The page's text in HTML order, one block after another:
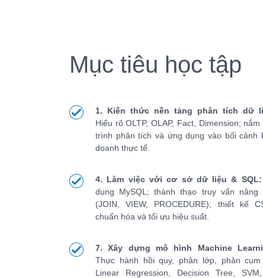
Mục tiêu học tập
1. Kiến thức nền tảng phân tích dữ
Hiểu rõ OLTP, OLAP, Fact, Dimension; nắm
trình phân tích và ứng dụng vào bối cảnh
doanh thực tế.
4. Làm việc với cơ sở dữ liệu & SQL:
dụng MySQL; thành thạo truy vấn nâng
(JOIN, VIEW, PROCEDURE); thiết kế
chuẩn hóa và tối ưu hiệu suất.
7. Xây dựng mô hình Machine
Thực hành hồi quy, phân lớp, phân
Linear Regression, Decision Tree,